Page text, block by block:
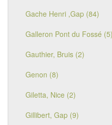
Gache Henri ,Gap (84)
Galleron Pont du Fossé (5)
Gauthier, Bruis (2)
Genon (8)
Giletta, Nice (2)
Gillibert, Gap (9)